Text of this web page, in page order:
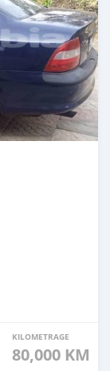
KILOMETRAGE
80,000 KM